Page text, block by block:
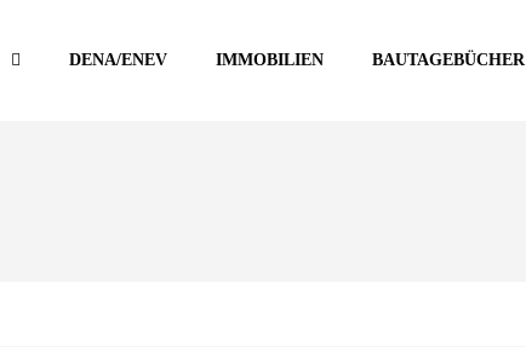
DENA/ENEV IMMOBILIEN BAUTAGEBÜCHER